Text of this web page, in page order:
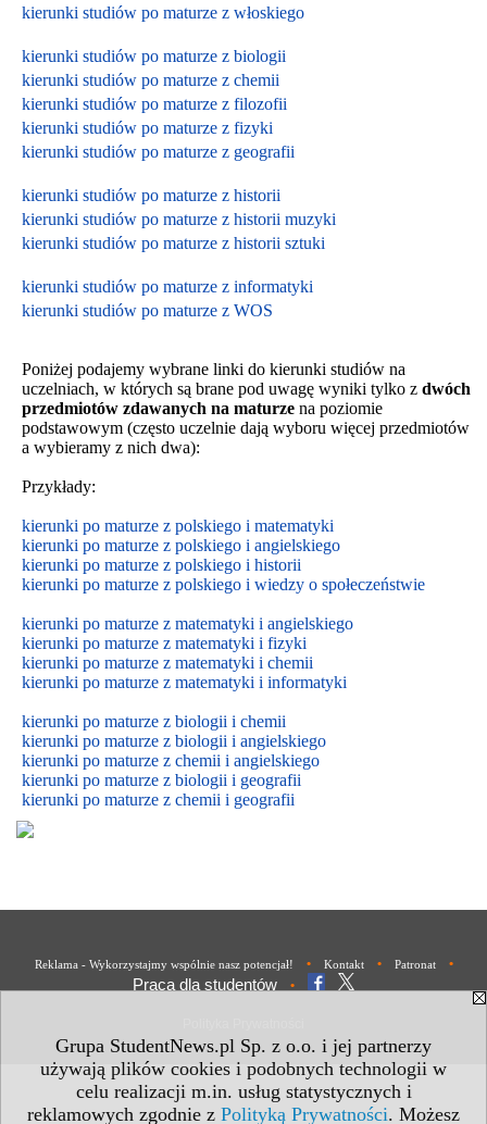
Grupa StudentNews.pl Sp. z o.o. i jej partnerzy
używają plików cookies i podobnych technologii w
celu realizacji m.in. usług statystycznych i
reklamowych zgodnie z Polityką Prywatności. Możesz
kierunki studiów po maturze z włoskiego
kierunki studiów po maturze z biologii
kierunki studiów po maturze z chemii
kierunki studiów po maturze z filozofii
kierunki studiów po maturze z fizyki
kierunki studiów po maturze z geografii
kierunki studiów po maturze z historii
kierunki studiów po maturze z historii muzyki
kierunki studiów po maturze z historii sztuki
kierunki studiów po maturze z informatyki
kierunki studiów po maturze z WOS
Poniżej podajemy wybrane linki do kierunki studiów na
uczelniach, w których są brane pod uwagę wyniki tylko z dwóch
przedmiotów zdawanych na maturze na poziomie
podstawowym (często uczelnie dają wyboru więcej przedmiotów
a wybieramy z nich dwa):
Przykłady:
kierunki po maturze z polskiego i matematyki
kierunki po maturze z polskiego i angielskiego
kierunki po maturze z polskiego i historii
kierunki po maturze z polskiego i wiedzy o społeczeństwie
kierunki po maturze z matematyki i angielskiego
kierunki po maturze z matematyki i fizyki
kierunki po maturze z matematyki i chemii
kierunki po maturze z matematyki i informatyki
kierunki po maturze z biologii i chemii
kierunki po maturze z biologii i angielskiego
kierunki po maturze z chemii i angielskiego
kierunki po maturze z biologii i geografii
kierunki po maturze z chemii i geografii
Reklama - Wykorzystajmy wspólnie nasz potencjał! • Kontakt • Patronat •
Praca dla studentów •